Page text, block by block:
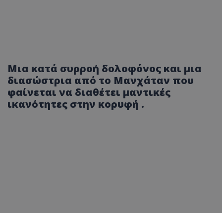
Μια κατά συρροή δολοφόνος και μια
διασώστρια από το Μανχάταν που
φαίνεται να διαθέτει μαντικές
ικανότητες στην κορυφή .